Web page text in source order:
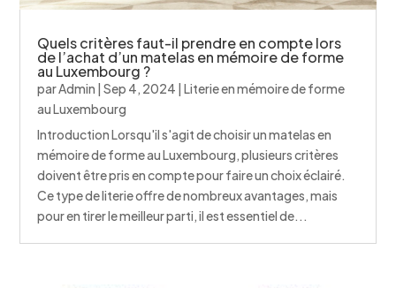
Quels critères faut-il prendre en compte lors
de l’achat d’un matelas en mémoire de forme
au Luxembourg ?
parAdmin |Sep 4, 2024 |Literie en mémoire de forme
au Luxembourg
Introduction Lorsqu'il s'agit de choisir un matelas en
mémoire de forme au Luxembourg, plusieurs critères
doivent être pris en compte pour faire un choix éclairé.
Ce type de literie offre de nombreux avantages, mais
pour en tirer le meilleur parti, il est essentiel de...